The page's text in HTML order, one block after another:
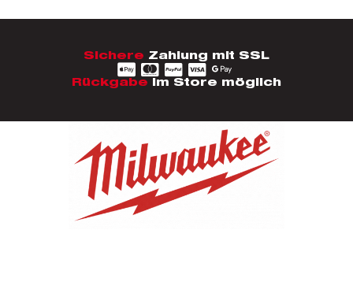
Sichere Zahlung mit SSL
Rückgabe im Store möglich